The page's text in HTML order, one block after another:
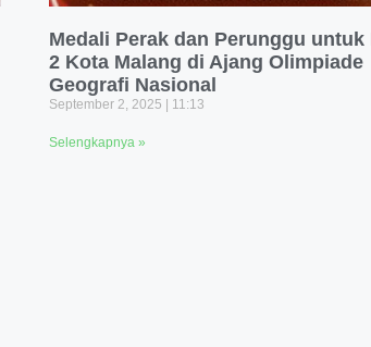
Medali Perak dan Perunggu untuk
2 Kota Malang di Ajang Olimpiade
Geografi Nasional
September 2, 2025 11:13
Selengkapnya »